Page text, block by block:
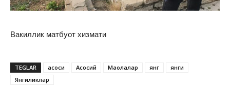
Вакиллик матбуот хизмати
TEGLAR асоси Асосий Мақолалар янг
янги
Янгиликлар